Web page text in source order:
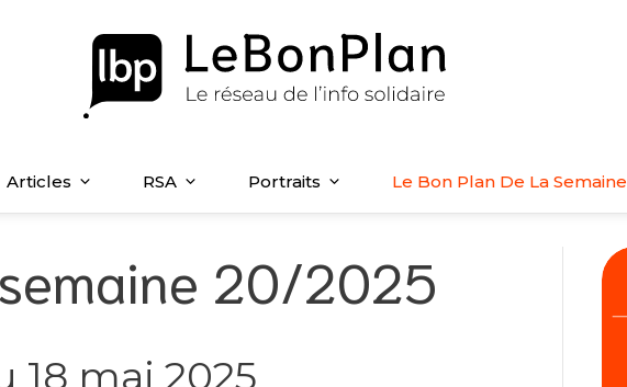
Articles RSA Portraits Le Bon Plan De La Semaine
20/2025
18 mai 2025